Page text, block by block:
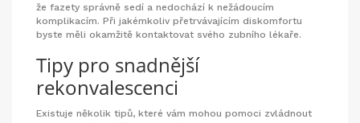
že fazety správně sedí a nedochází k nežádoucím
komplikacím. Při jakémkoliv přetrvávajícím diskomfortu
byste měli okamžitě kontaktovat svého zubního lékaře.
Tipy pro snadnější
rekonvalescenci
Existuje několik tipů, které vám mohou pomoci zvládnout